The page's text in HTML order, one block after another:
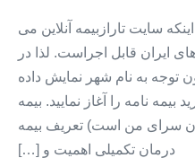
سایت تارازبیمه آنلاین می
ایران قابل اجراست. لذا در
توجه به نام شهر نمایش داده
نامه را آغاز نمایید. بیمه
سرای من است) تعریف بیمه
درمان تکمیلی اهمیت و […]